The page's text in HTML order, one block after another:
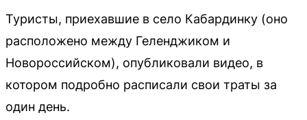
Туристы, приехавшие в село Кабардинку (оно
расположено между Геленджиком и
Новороссийском), опубликовали видео, в
котором подробно расписали свои траты за
один день.